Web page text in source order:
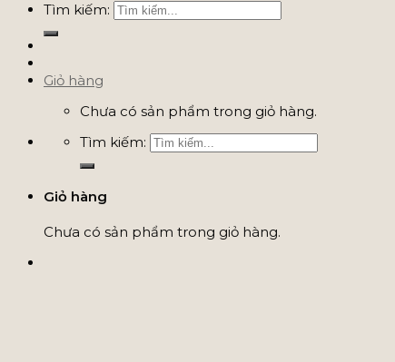
Tìm kiếm:
Giỏ hàng
Chưa có sản phẩm trong giỏ hàng.
Tìm kiếm:
Giỏ hàng
Chưa có sản phẩm trong giỏ hàng.